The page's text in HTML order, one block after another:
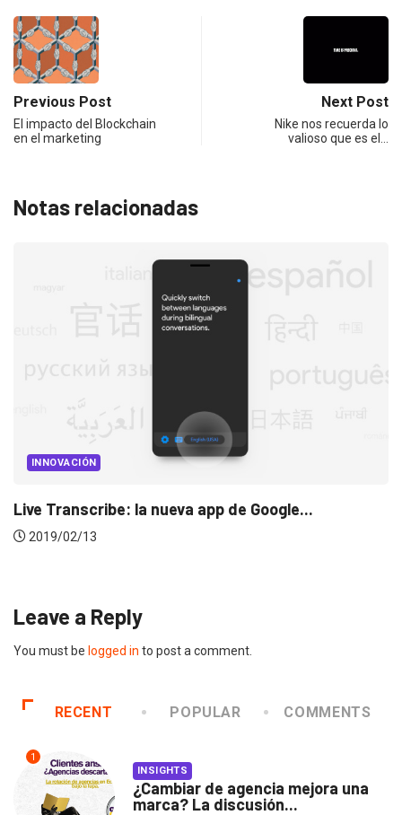
Previous Post
El impacto del Blockchain
en el marketing
Next Post
Nike nos recuerda lo
valioso que es el…
Notas relacionadas
MARKETING MARKETING INTERNACIONAL
3 malos hábitos del marketing que hay...
2019/01/04
Leave a Reply
You must be logged in to post a comment.
RECENT POPULAR COMMENTS
1
INSIGHTS
¿Cambiar de agencia mejora una
marca? La discusión...